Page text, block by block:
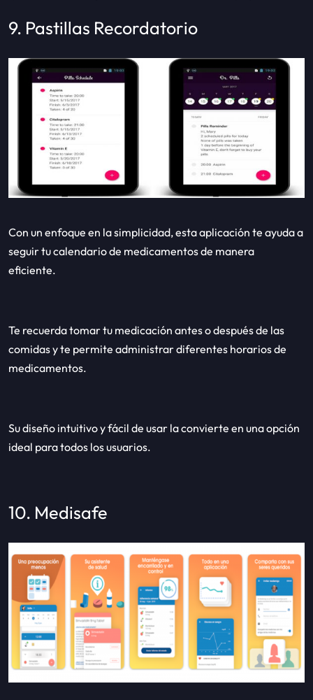
9. Pastillas Recordatorio
Con un enfoque en la simplicidad, esta aplicación te ayuda a
seguir tu calendario de medicamentos de manera
eficiente.
Te recuerda tomar tu medicación antes o después de las
comidas y te permite administrar diferentes horarios de
medicamentos.
Su diseño intuitivo y fácil de usar la convierte en una opción
ideal para todos los usuarios.
10. Medisafe